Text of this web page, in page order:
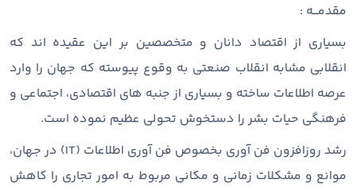
مقدمـــه :
بسیاری از اقتصاد دانان و متخصصین بر این عقیده اند که
انقلابی مشابه انقلاب صنعتی به وقوع پیوسته که جهان را وارد
عرصه اطلاعات ساخته و بسیاری از جنبه های اقتصادی، اجتماعی و
فرهنگی حیات بشر را دستخوش تحولی عظیم نموده است.
رشد روزافزون فن آوری بخصوص فن آوری اطلاعات (IT) در جهان،
موانع و مشکلات زمانی و مکانی مربوط به امور تجاری را کاهش